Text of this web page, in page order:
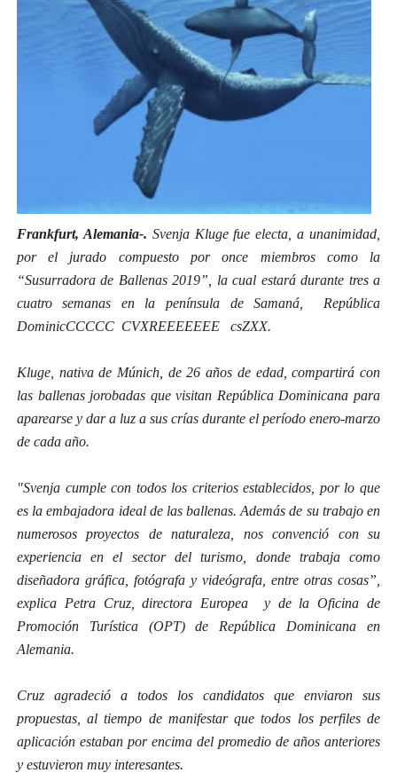
Frankfurt, Alemania-. Svenja Kluge fue electa, a unanimidad,
por el jurado compuesto por once miembros como la
“Susurradora de Ballenas 2019”, la cual estará durante tres a
cuatro semanas en la península de Samaná, República
DominicCCCCC CVXREEEEEEE csZXX.
Kluge, nativa de Múnich, de 26 años de edad, compartirá con
las ballenas jorobadas que visitan República Dominicana para
aparearse y dar a luz a sus crías durante el período enero-marzo
de cada año.
"Svenja cumple con todos los criterios establecidos, por lo que
es la embajadora ideal de las ballenas. Además de su trabajo en
numerosos proyectos de naturaleza, nos convenció con su
experiencia en el sector del turismo, donde trabaja como
diseñadora gráfica, fotógrafa y videógrafa, entre otras cosas”,
explica Petra Cruz, directora Europea y de la Oficina de
Promoción Turística (OPT) de República Dominicana en
Alemania.
Cruz agradeció a todos los candidatos que enviaron sus
propuestas, al tiempo de manifestar que todos los perfiles de
aplicación estaban por encima del promedio de años anteriores
y estuvieron muy interesantes.